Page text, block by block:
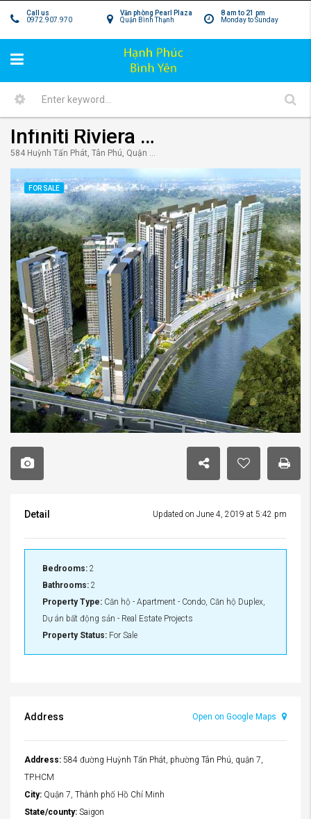
8 am to 21 pm
Monday to Sunday
Văn phòng Pearl Plaza
Quận Bình Thạnh
Call us
0972.907.970
Infiniti Riviera Point quận 7 – Giấc mơ Hawaii trong tầm tay
584 Huỳnh Tấn Phát, Tân Phú, Quận 7, Hồ Chí Minh, Việt Nam
FOR SALE
Detail Updated on June 4, 2019 at 5:42 pm
Bedrooms: 2
Bathrooms: 2
Property Type: Căn hộ - Apartment - Condo, Căn hộ Duplex,
Dự án bất động sản - Real Estate Projects
Property Status: For Sale
Address Open on Google Maps
Address: 584 đường Huỳnh Tấn Phát, phường Tân Phú, quận 7,
TP.HCM
City: Quận 7, Thành phố Hồ Chí Minh
State/county: Saigon